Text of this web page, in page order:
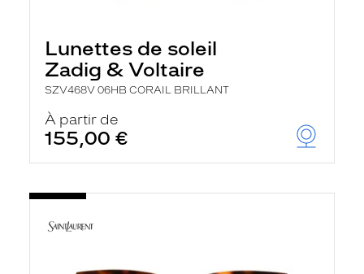
Lunettes de soleil
Zadig & Voltaire
SZV468V 06HB CORAIL BRILLANT
À partir de
155,00 €